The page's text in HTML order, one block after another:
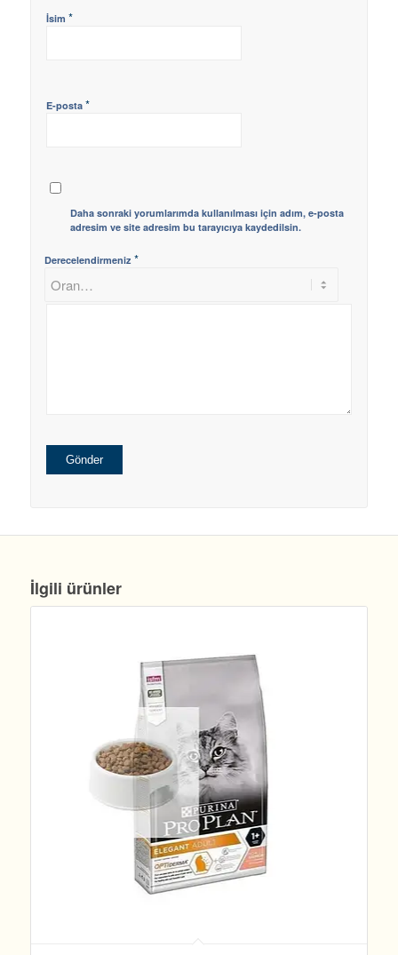
İsim *
E-posta *
Daha sonraki yorumlarımda kullanılması için adım, e-posta
adresim ve site adresim bu tarayıcıya kaydedilsin.
Derecelendirmeniz *
İlgili ürünler